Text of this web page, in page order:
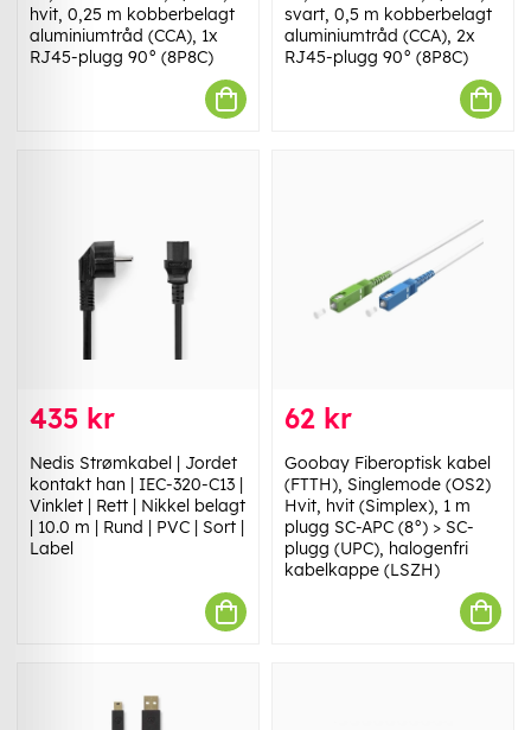
hvit, 0,25 m kobberbelagt
aluminiumtråd (CCA), 1x
RJ45-plugg 90° (8P8C)
svart, 0,5 m kobberbelagt
aluminiumtråd (CCA), 2x
RJ45-plugg 90° (8P8C)
435 kr
Nedis Strømkabel | Jordet
kontakt han | IEC-320-C13 |
Vinklet | Rett | Nikkel belagt
| 10.0 m | Rund | PVC | Sort |
Label
62 kr
Goobay Fiberoptisk kabel
(FTTH), Singlemode (OS2)
Hvit, hvit (Simplex), 1 m
plugg SC-APC (8°) > SC-
plugg (UPC), halogenfri
kabelkappe (LSZH)